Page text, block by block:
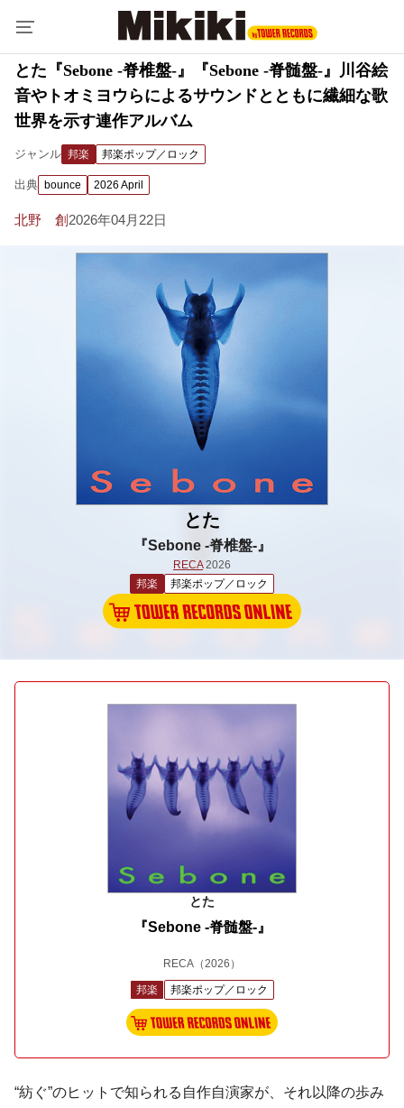
とた『Sebone -脊椎盤-』『Sebone -脊髄盤-』川谷絵
音やトオミヨウらによるサウンドとともに繊細な歌
世界を示す連作アルバム
ジャンル 邦楽 邦楽ポップ／ロック
出典 bounce 2026 April
北野 創 2026年04月22日
とた
『Sebone -脊椎盤-』
RECA2026
邦楽
邦楽ポップ／ロック
とた
『Sebone -脊髄盤-』
RECA （2026）
邦楽 邦楽ポップ／ロック
“紡ぐ”のヒットで知られる自作自演家が、それ以降の歩み